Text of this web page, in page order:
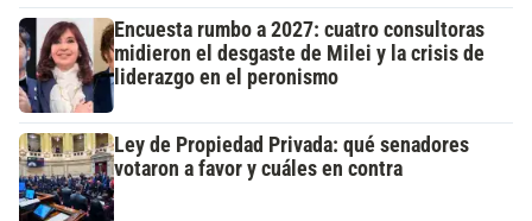
Encuesta rumbo a 2027: cuatro consultoras
midieron el desgaste de Milei y la crisis de
liderazgo en el peronismo
Ley de Propiedad Privada: qué senadores
votaron a favor y cuáles en contra